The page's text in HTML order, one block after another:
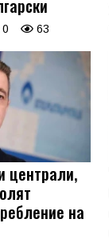
0 63
централи,
на